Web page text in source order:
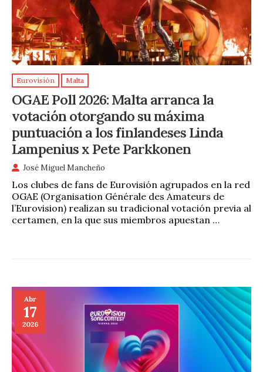
Eurovisión Malta
OGAE Poll 2026: Malta arranca la
votación otorgando su máxima
puntuación a los finlandeses Linda
Lampenius x Pete Parkkonen
José Miguel Mancheño
Los clubes de fans de Eurovisión agrupados en la red
OGAE (Organisation Générale des Amateurs de
l’Eurovision) realizan su tradicional votación previa al
certamen, en la que sus miembros apuestan …
Abr
17
2026